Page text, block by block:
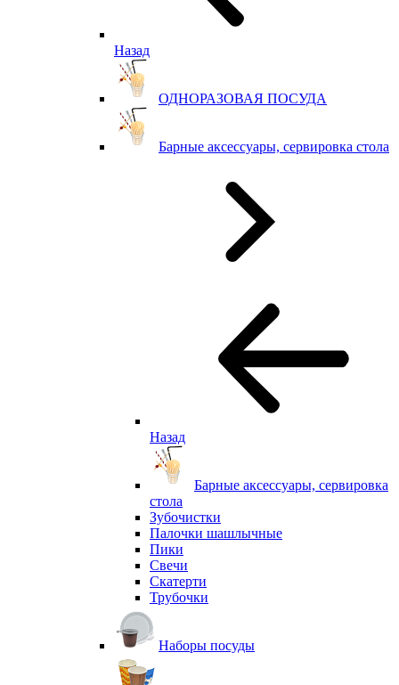
Назад
ОДНОРАЗОВАЯ ПОСУДА
Барные аксессуары, сервировка стола
Назад
Барные аксессуары, сервировка
стола
Зубочистки
Палочки шашлычные
Пики
Свечи
Скатерти
Трубочки
Наборы посуды